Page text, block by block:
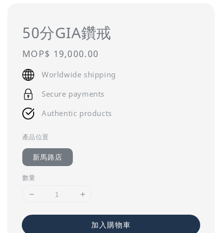
50分GIA鑽戒
Regular
price
MOP$ 19,000.00
Worldwide shipping
Secure payments
Authentic products
產品位置
新馬路店
數量
加入購物車